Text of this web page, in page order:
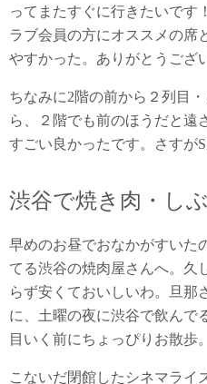
ってまたすぐに行きたいです
ラブ会員の方にオススメの席
やすかった。ありがとうござ
ちなみに2階の前から２列目
ら、２階でも前のほうだと遠
すごい良かったです。さすがS
渋谷で焼き肉・し
早めのお昼でおなかがすいた
てる渋谷の焼肉屋さんへ。久
らず安くておいしいわ。旦那
に、土曜の夜に渋谷で飲んで
目いく前にちょっぴりお散歩。
こないだ閉館したシネマライ